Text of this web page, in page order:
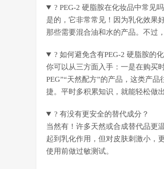
? PEG-2 硬脂胺在化妆品中常见吗
是的，它非常常见！因为乳化效果
那些需要混合油和水的产品。不过
? 如何避免含有PEG-2 硬脂胺的
你可以从三方面入手：一是在购买
PEG”“天然配方”的产品，这类产
捷。平时多积累知识，就能轻松做
? 有没有更安全的替代成分？
当然有！许多天然或合成替代品更
起到乳化作用，但对皮肤刺激小，
使用前做过敏测试。